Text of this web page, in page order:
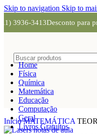
Skip to navigation Skip to
3936-3413Desconto para
Home
Física
Química
Matemática
Educação
Computação
Geral
Livros Gratuítos
InícioMATEMÁTICA